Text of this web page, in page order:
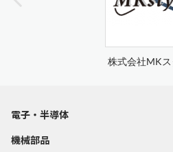
株式会社MK
電子・半導体
機械部品